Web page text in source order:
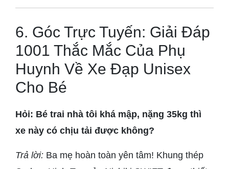
6. Góc Trực Tuyến: Giải Đáp
1001 Thắc Mắc Của Phụ
Huynh Về Xe Đạp Unisex
Cho Bé
Hỏi: Bé trai nhà tôi khá mập, nặng 35kg thì
xe này có chịu tải được không?
Trả lời: Ba mẹ hoàn toàn yên tâm! Khung thép